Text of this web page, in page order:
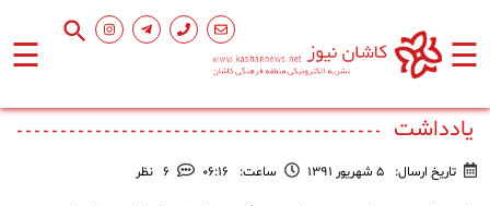
☰ ☰
اصلی
یادداشت
تاریخ ارسال: 5 شهریور 1391 ساعت: ۰۶:۱۶ 6 نظر